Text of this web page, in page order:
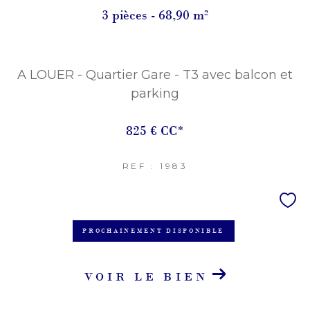
3 pièces - 68,90 m²
A LOUER - Quartier Gare - T3 avec balcon et
parking
825 € CC*
REF : 1983
PROCHAINEMENT DISPONIBLE
VOIR LE BIEN